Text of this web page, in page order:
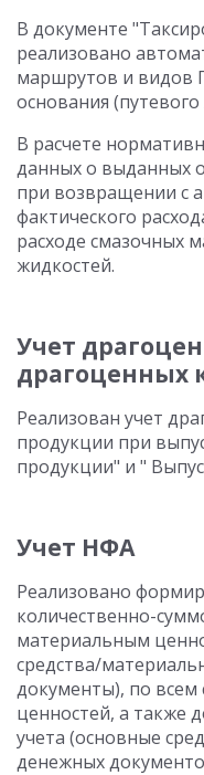
В документе
реализовано
маршрутов и видов
основания (путевого
В расчете
данных о выданных
при возвращении с
фактического
расходе смазочных
жидкостей.
Учет
драгоценных
Реализован учет
продукции при
продукции" и "
Учет НФА
Реализовано
количественно-
материальным
средства/
документы), по всем
ценностей, а также
учета (основные
денежных